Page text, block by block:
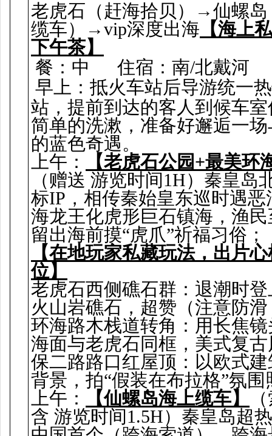
老虎石（赶海拾贝）→仙螺岛
缆车）→vip深度出海 【海上
下午茶】
餐：中
住宿：南/北戴河
早上：抵火车站后导游统一
站，提前到达的客人到候车
简单的洗漱，准备好邂逅一
的蓝色奇遇。
上午：
【老虎石公园+最美环
（赠送 游览时间1H）秦皇岛
标IP，相传秦始皇东巡时遇恶
海龙王化虎形巨石镇海，渔
留出海前摸“虎爪”祈福习俗；
【在地玩家私藏玩法，出片
位】
老虎石西侧礁石群：退潮时
火山岩礁石，超赞（注意防
环海路木栈道转角：用长焦
海面与老虎石同框，美式复
保二路路口红屋顶：以欧式
背景，拍“假装在布拉格”氛围
上午：
【仙螺岛海上缆车】
含 游览时间1.5H）秦皇岛超